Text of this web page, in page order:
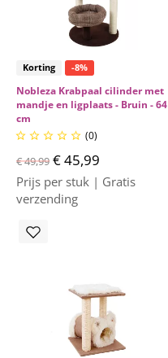
Korting -8%
Nobleza Krabpaal cilinder met
mandje en ligplaats - Bruin - 64
cm
     (0)
€ 49,99 € 45,99
Prijs per stuk | Gratis
verzending